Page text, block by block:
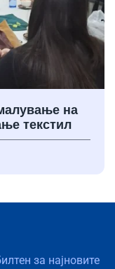
на
текстил
за најновите